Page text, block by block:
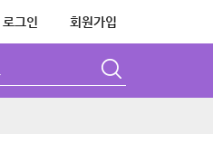
로그인 회원가입